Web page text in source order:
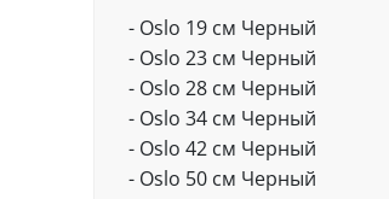
- Oslo 19 см Черный
- Oslo 23 см Черный
- Oslo 28 см Черный
- Oslo 34 см Черный
- Oslo 42 см Черный
- Oslo 50 см Черный